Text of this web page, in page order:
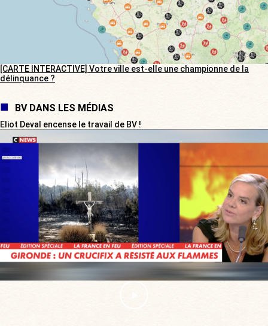
[CARTE INTERACTIVE] Votre ville est-elle une championne de la
délinquance ?
BV DANS LES MÉDIAS
Eliot Deval encense le travail de BV !